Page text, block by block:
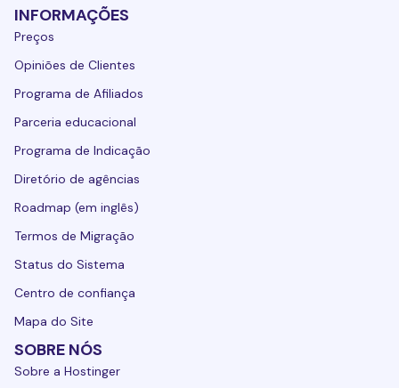
INFORMAÇÕES
Preços
Opiniões de Clientes
Programa de Afiliados
Parceria educacional
Programa de Indicação
Diretório de agências
Roadmap (em inglês)
Termos de Migração
Status do Sistema
Centro de confiança
Mapa do Site
SOBRE NÓS
Sobre a Hostinger